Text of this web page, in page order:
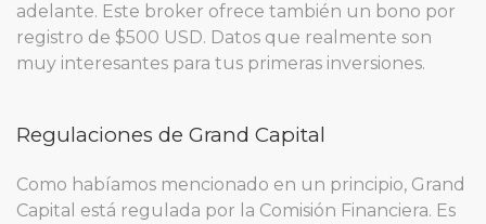
adelante. Este broker ofrece también un bono por
registro de $500 USD. Datos que realmente son
muy interesantes para tus primeras inversiones.
Regulaciones de Grand Capital
Como habíamos mencionado en un principio, Grand
Capital está regulada por la Comisión Financiera. Es